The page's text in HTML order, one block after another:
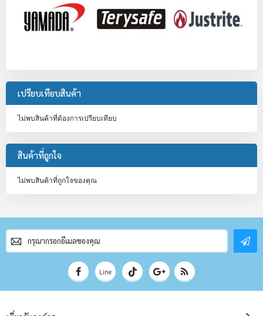
เปรียบเทียบสินค้า
ไม่พบสินค้าที่ต้องการเปรียบเทียบ
สินค้าที่ถูกใจ
ไม่พบสินค้าที่ถูกใจของคุณ
สมัคร
สมาชิก
จดหมาย
Line